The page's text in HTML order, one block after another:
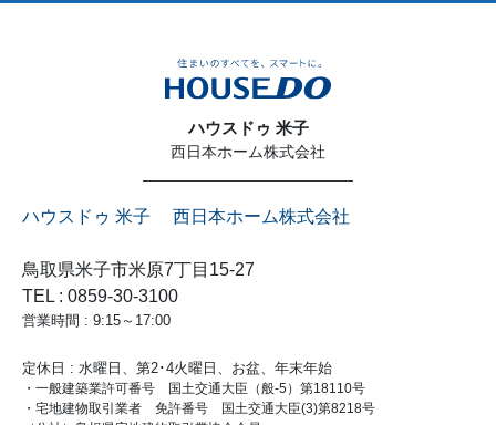
ハウスドゥ 米子
西日本ホーム株式会社
ハウスドゥ 米子 西日本ホーム株式会社
鳥取県米子市米原7丁目15-27
TEL : 0859-30-3100
営業時間 : 9:15～17:00
定休日 : 水曜日、第2･4火曜日、お盆、年末年始
・一般建築業許可番号 国土交通大臣（般-5）第18110号
・宅地建物取引業者 免許番号 国土交通大臣(3)第8218号